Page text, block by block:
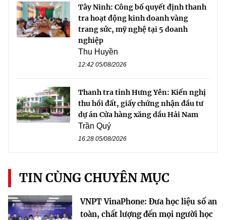
Tây Ninh: Công bố quyết định thanh
tra hoạt động kinh doanh vàng
trang sức, mỹ nghệ tại 5 doanh
nghiệp
Thu Huyền
12:42 05/08/2026
Thanh tra tỉnh Hưng Yên: Kiến nghị
thu hồi đất, giấy chứng nhận đầu tư
dự án Cửa hàng xăng dầu Hải Nam
Trần Quý
16:28 05/08/2026
TIN CÙNG CHUYÊN MỤC
VNPT VinaPhone: Đưa học liệu số an
toàn, chất lượng đến mọi người học